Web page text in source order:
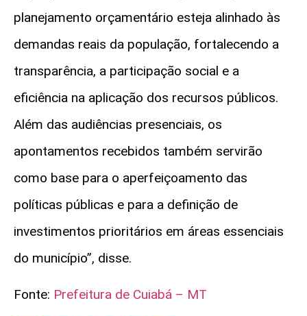
planejamento orçamentário esteja alinhado às
demandas reais da população, fortalecendo a
transparência, a participação social e a
eficiência na aplicação dos recursos públicos.
Além das audiências presenciais, os
apontamentos recebidos também servirão
como base para o aperfeiçoamento das
políticas públicas e para a definição de
investimentos prioritários em áreas essenciais
do município”, disse.
Fonte: Prefeitura de Cuiabá – MT